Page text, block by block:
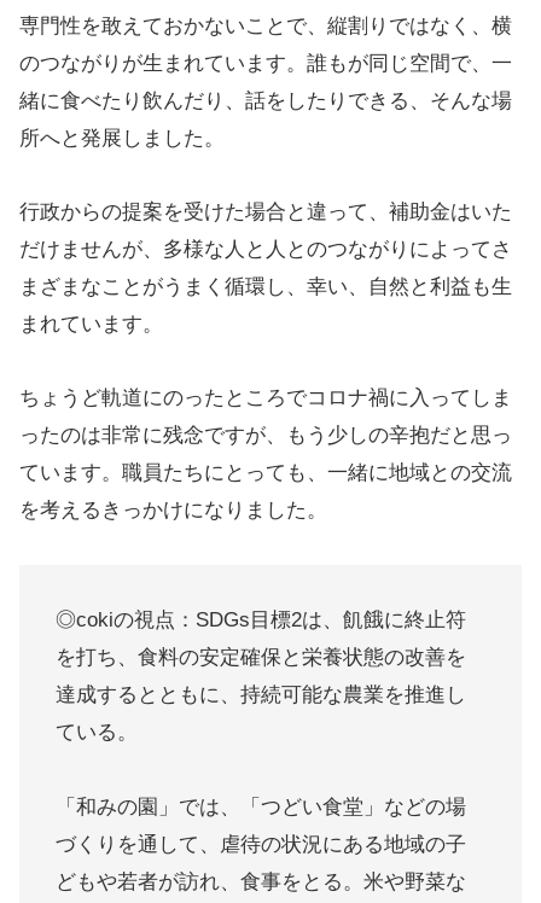
専門性を敢えておかないことで、縦割りではなく、横
のつながりが生まれています。誰もが同じ空間で、一
緒に食べたり飲んだり、話をしたりできる、そんな場
所へと発展しました。
行政からの提案を受けた場合と違って、補助金はいた
だけませんが、多様な人と人とのつながりによってさ
まざまなことがうまく循環し、幸い、自然と利益も生
まれています。
ちょうど軌道にのったところでコロナ禍に入ってしま
ったのは非常に残念ですが、もう少しの辛抱だと思っ
ています。職員たちにとっても、一緒に地域との交流
を考えるきっかけになりました。
◎cokiの視点：SDGs目標2は、飢餓に終止符
を打ち、食料の安定確保と栄養状態の改善を
達成するとともに、持続可能な農業を推進し
ている。
「和みの園」では、「つどい食堂」などの場
づくりを通して、虐待の状況にある地域の子
どもや若者が訪れ、食事をとる。米や野菜な